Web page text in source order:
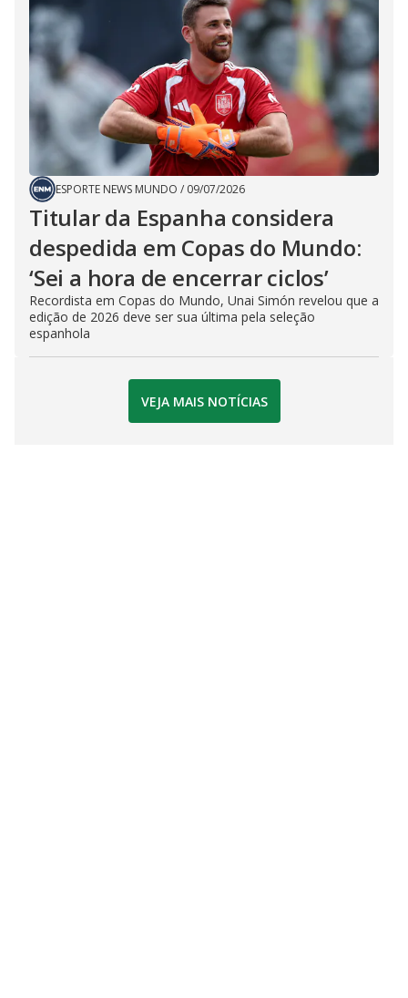
ESPORTE NEWS MUNDO / 09/07/2026
Titular da Espanha considera
despedida em Copas do Mundo:
‘Sei a hora de encerrar ciclos’
Recordista em Copas do Mundo, Unai Simón revelou que a
edição de 2026 deve ser sua última pela seleção
espanhola
VEJA MAIS NOTÍCIAS